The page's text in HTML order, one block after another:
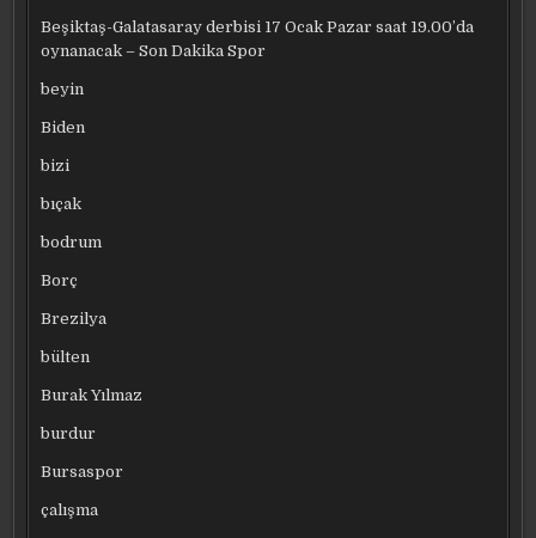
Beşiktaş-Galatasaray derbisi 17 Ocak Pazar saat 19.00’da
oynanacak – Son Dakika Spor
beyin
Biden
bizi
bıçak
bodrum
Borç
Brezilya
bülten
Burak Yılmaz
burdur
Bursaspor
çalışma